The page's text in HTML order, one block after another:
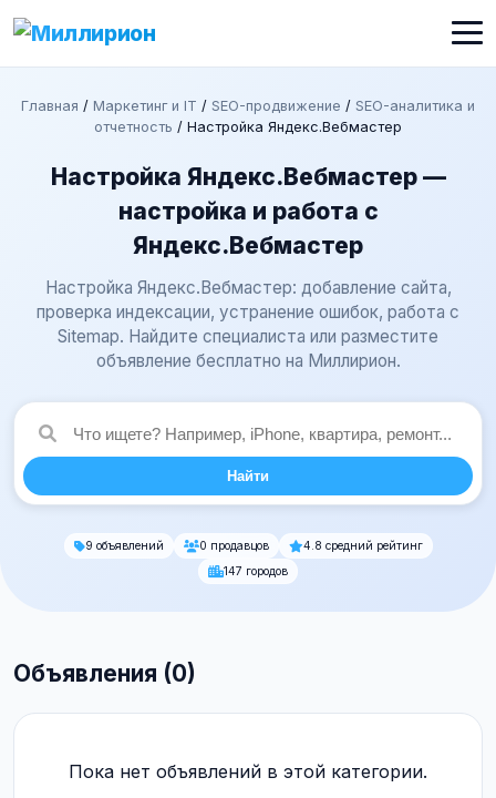
Главная / Маркетинг и IT / SEO-продвижение / SEO-аналитика и
отчетность / Настройка Яндекс.Вебмастер
Настройка Яндекс.Вебмастер —
настройка и работа с
Яндекс.Вебмастер
Настройка Яндекс.Вебмастер: добавление сайта,
проверка индексации, устранение ошибок, работа с
Sitemap. Найдите специалиста или разместите
объявление бесплатно на Миллирион.
Найти
9 объявлений 0 продавцов
4.8 средний рейтинг
147 городов
Объявления (0)
Пока нет объявлений в этой категории.